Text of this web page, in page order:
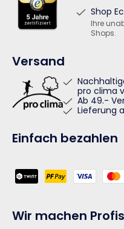
Shop
Ihre
Shops.
Versand
pro clima
Ab 49.-
Lieferung
Einfach bezahlen
Zahlungsmethoden
Wir machen Profis